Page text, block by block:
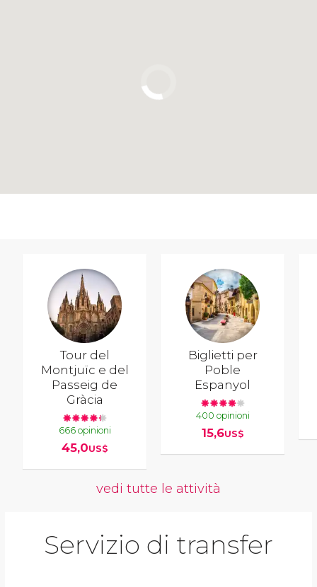
Tour del
Montjuïc e del
Passeig de
Gràcia
666 opinioni
45,0US$
Biglietti per
Poble
Espanyol
400 opinioni
15,6US$
vedi tutte le attività
Servizio di transfer